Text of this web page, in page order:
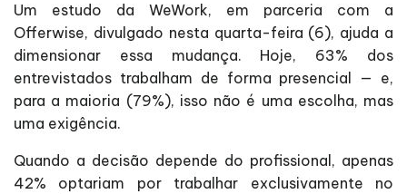
Um estudo da WeWork, em parceria com a
Offerwise, divulgado nesta quarta-feira (6), ajuda a
dimensionar essa mudança. Hoje, 63% dos
entrevistados trabalham de forma presencial — e,
para a maioria (79%), isso não é uma escolha, mas
uma exigência.
Quando a decisão depende do profissional, apenas
42% optariam por trabalhar exclusivamente no